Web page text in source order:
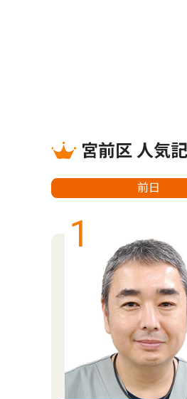
宮前区 人気
前日
1